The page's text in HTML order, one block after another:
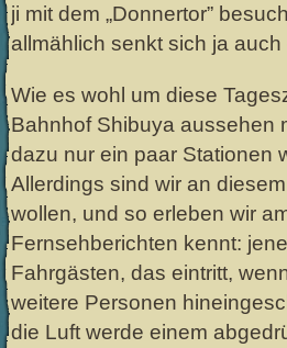
ji mit dem „Donnertor”
allmählich senkt sich ja
Wie es wohl um diese
Bahnhof Shibuya aussehen
dazu nur ein paar Stationen
Allerdings sind wir an
wollen, und so erleben wir
Fernsehberichten kennt:
Fahrgästen, das eintritt,
weitere Personen
die Luft werde einem